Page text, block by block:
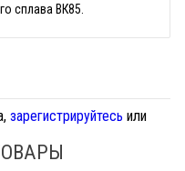
сплава ВК85.
зарегистрируйтесь или